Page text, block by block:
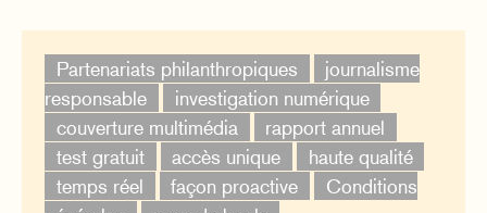
Partenariats philanthropiques
journalisme
responsable
investigation numérique
couverture multimédia
rapport annuel
test gratuit
accès unique
haute qualité
temps réel
façon proactive
Conditions